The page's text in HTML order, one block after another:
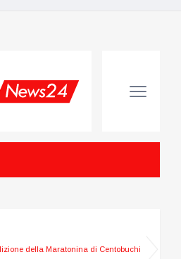
della Maratonina di Centobuchi